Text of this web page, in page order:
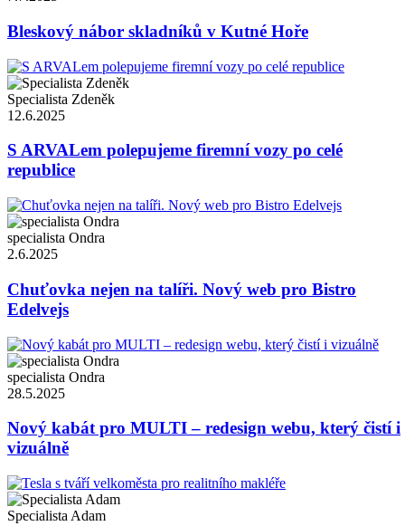
Bleskový nábor skladníků v Kutné Hoře
Specialista Zdeněk
12.6.2025
S ARVALem polepujeme firemní vozy po celé
republice
specialista Ondra
2.6.2025
Chuťovka nejen na talíři. Nový web pro Bistro
Edelvejs
specialista Ondra
28.5.2025
Nový kabát pro MULTI – redesign webu, který čistí i
vizuálně
Specialista Adam